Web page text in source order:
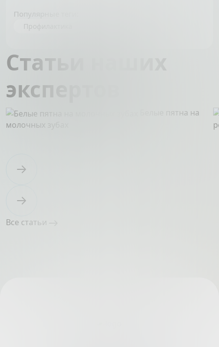
Популярные теги:
Профилактика
Статьи наших
экспертов
Белые пятна на
молочных зубах
Все статьи